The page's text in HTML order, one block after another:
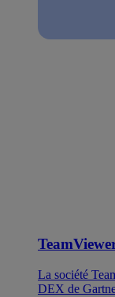
La société
DEX de